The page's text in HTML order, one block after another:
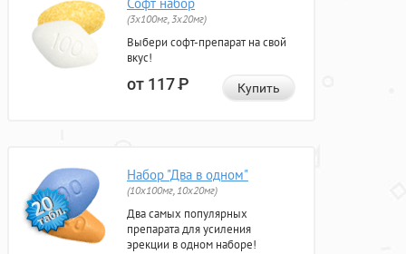
Софт набор
(3x100мг, 3x20мг)
Выбери софт-препарат на свой
вкус!
от 117Р Купить
Набор "Два в одном"
(10x100мг, 10x20мг)
Два самых популярных
препарата для усиления
эрекции в одном наборе!